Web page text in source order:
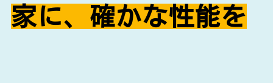
家に、確かな性能を